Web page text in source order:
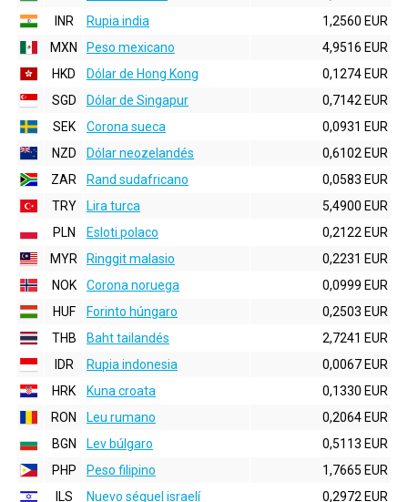
INR
Rupia india
1,2560 EUR
MXN
Peso mexicano
4,9516 EUR
HKD
Dólar de Hong Kong
0,1274 EUR
SGD
Dólar de Singapur
0,7142 EUR
SEK
Corona sueca
0,0931 EUR
NZD
Dólar neozelandés
0,6102 EUR
ZAR
Rand sudafricano
0,0583 EUR
TRY
Lira turca
5,4900 EUR
PLN
Esloti polaco
0,2122 EUR
MYR
Ringgit malasio
0,2231 EUR
NOK
Corona noruega
0,0999 EUR
HUF
Forinto húngaro
0,2503 EUR
THB
Baht tailandés
2,7241 EUR
IDR
Rupia indonesia
0,0067 EUR
HRK
Kuna croata
0,1330 EUR
RON
Leu rumano
0,2064 EUR
BGN
Lev búlgaro
0,5113 EUR
PHP
Peso filipino
1,7665 EUR
ILS
Nuevo séquel israelí
0,2972 EUR